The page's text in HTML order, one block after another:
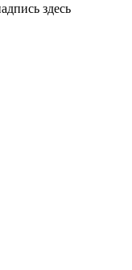
здесь